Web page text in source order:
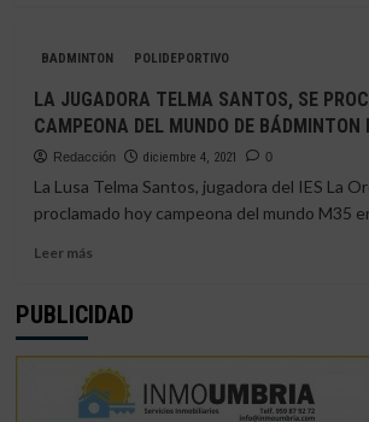
MARÍN
DISPUTARÁ
«SU»
MUNDIAL
EN
2021
BADMINTON POLIDEPORTIVO
LA JUGADORA TELMA SANTOS, SE
CAMPEONA DEL MUNDO DE BÁDMINTON
Redacción diciembre 4, 2021 0
La Lusa Telma Santos, jugadora del IES La
proclamado hoy campeona del mundo M35
Leer másLeer
LA
TELMA
SANTOS,
SE
PUBLICIDAD